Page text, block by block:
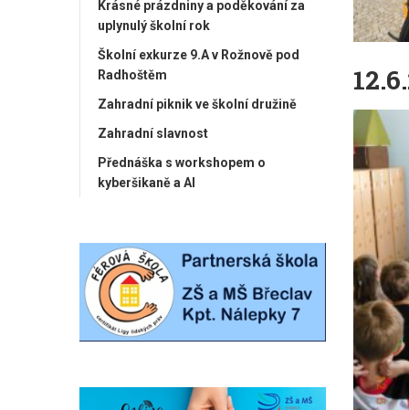
Krásné prázdniny a poděkování za
uplynulý školní rok
Školní exkurze 9.A v Rožnově pod
Radhoštěm
Zahradní piknik ve školní družině
Zahradní slavnost
Přednáška s workshopem o
kyberšikaně a AI